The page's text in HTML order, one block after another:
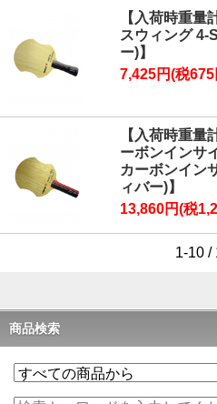
【入荷時重
スウィング 4-
ー)】
7,425円(税675
【入荷時重量
ーボンインサ
カーボンイン
ィバー)】
13,860円(税
1-10 /
商品検索